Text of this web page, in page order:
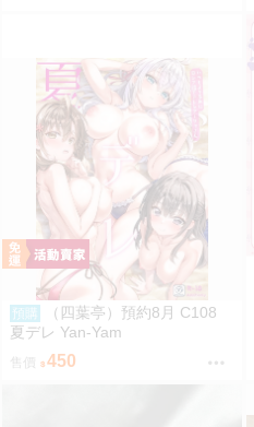
預購
（四葉亭）預約8月 C108
夏デレ Yan-Yam
售價 450